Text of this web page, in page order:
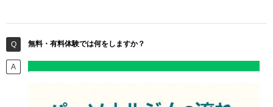
無料・有料体験では何をしますか？